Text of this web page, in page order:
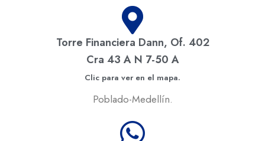
Torre Financiera Dann, Of. 402
Cra 43 A N 7-50 A
Clic para ver en el mapa.
Poblado-Medellín.